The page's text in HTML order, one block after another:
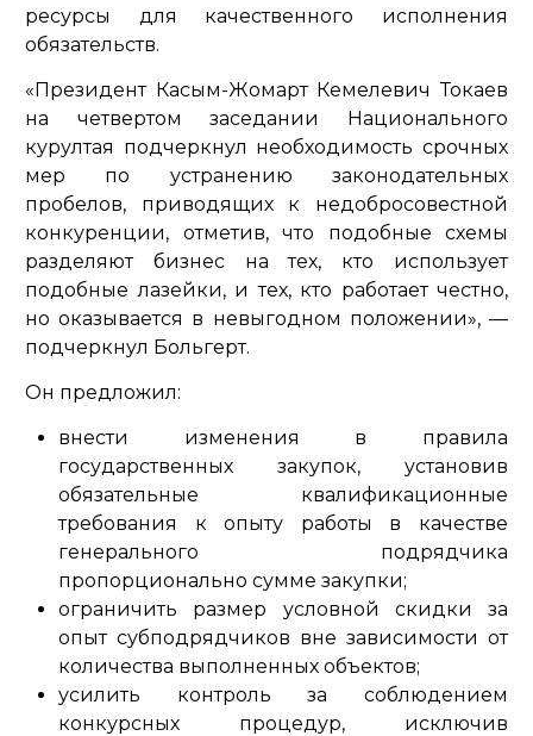
ресурсы для качественного исполнения
обязательств.
«Президент Касым-Жомарт Кемелевич Токаев
на четвертом заседании Национального
курултая подчеркнул необходимость срочных
мер по устранению законодательных
пробелов, приводящих к недобросовестной
конкуренции, отметив, что подобные схемы
разделяют бизнес на тех, кто использует
подобные лазейки, и тех, кто работает честно,
но оказывается в невыгодном положении», —
подчеркнул Больгерт.
Он предложил:
внести изменения в правила
государственных закупок, установив
обязательные квалификационные
требования к опыту работы в качестве
генерального подрядчика
пропорционально сумме закупки;
ограничить размер условной скидки за
опыт субподрядчиков вне зависимости от
количества выполненных объектов;
усилить контроль за соблюдением
конкурсных процедур, исключив